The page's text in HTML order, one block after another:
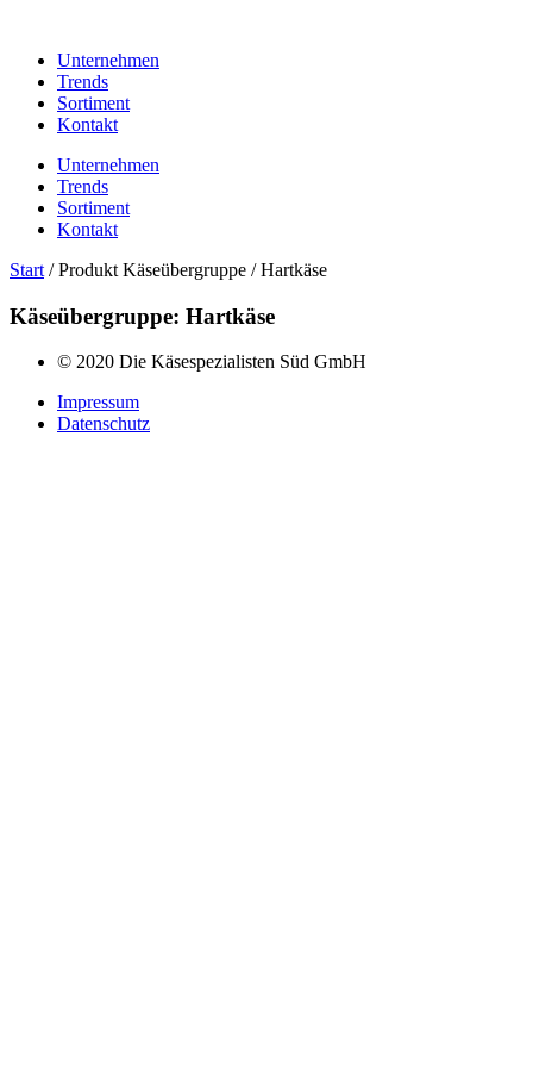
Unternehmen
Trends
Sortiment
Kontakt
Unternehmen
Trends
Sortiment
Kontakt
Start / Produkt Käseübergruppe / Hartkäse
Käseübergruppe: Hartkäse
© 2020 Die Käsespezialisten Süd GmbH
Impressum
Datenschutz